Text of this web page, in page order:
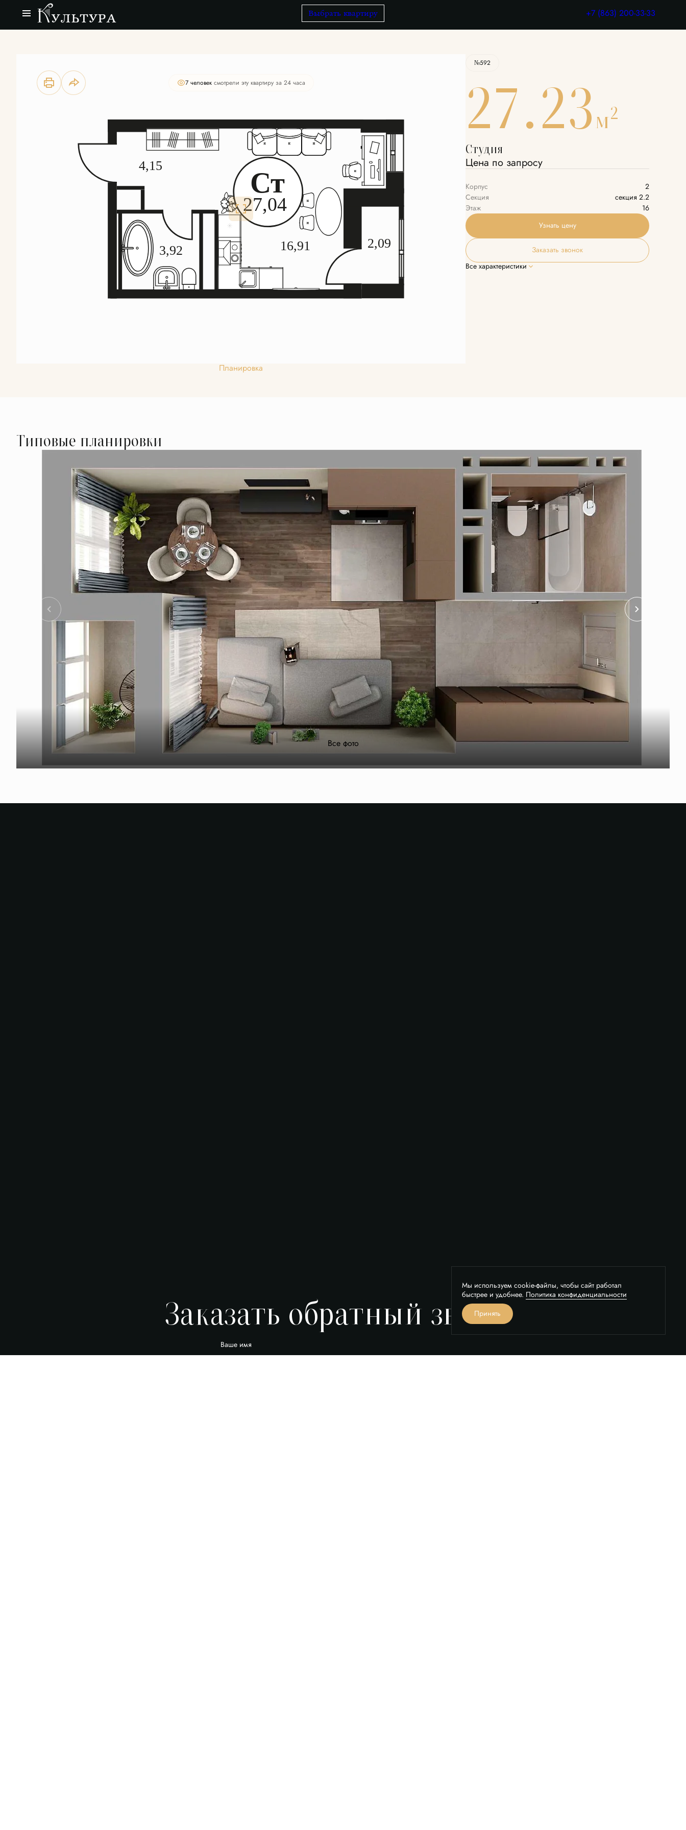
Выбрать квартиру +7 (863) 200-33-33
Студия27.23 м Цена по запросу Узнать цену
7 человек смотрели эту квартиру за 24 часа
Планировка
№592
27.23м2
Студия
Цена по запросу
Корпус
2
Секция
секция 2.2
Этаж
16
Узнать цену
Заказать звонок
Все характеристики
Типовые планировки
Все фото
Заказать обратный звонок
Ваше имя
Мы используем cookie-файлы, чтобы сайт работал
быстрее и удобнее. Политика конфиденциальности
Принять